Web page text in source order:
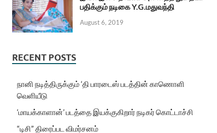
பதிக்கும் நடிகை Y.G.மதுவந்தி
August 6, 2019
RECENT POSTS
நானி நடித்திருக்கும் ‘தி பாரடைஸ் படத்தின் காணொளி
வெளியீடு
‘மாயக்காளான்’ படத்தை இயக்குகிறார் நடிகர் கொட்டாச்சி
“டிசி” திரைப்பட விமர்சனம்